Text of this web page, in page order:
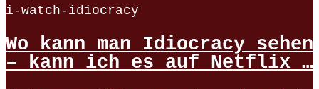
i-watch-idiocracy
Wo kann man Idiocracy sehen
– kann ich es auf Netflix …